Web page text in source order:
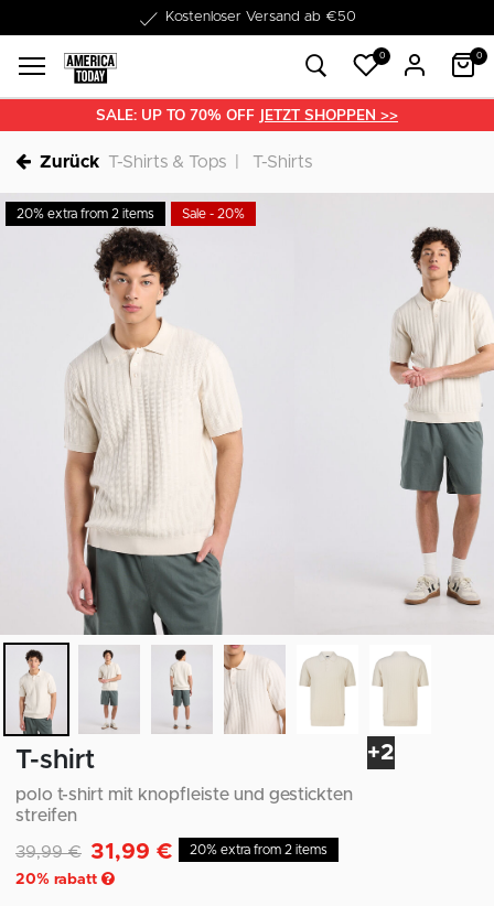
1-3 Werktage Lieferzeit
0 0
SALE: UP TO 70% OFF JETZT SHOPPEN >>
Zurück T-Shirts & Tops T-Shirts
+2
20% extra from 2 items Sale - 20%
T-shirt
polo t-shirt mit knopfleiste und gestickten
streifen
Reduziert von
39,99 €auf31,99 €
20% rabatt
20% extra from 2 items